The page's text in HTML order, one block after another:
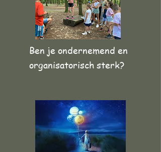
Ben je ondernemend en
organisatorisch sterk?